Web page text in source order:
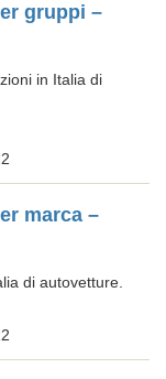
gruppi –
in Italia di
marca –
di autovetture.